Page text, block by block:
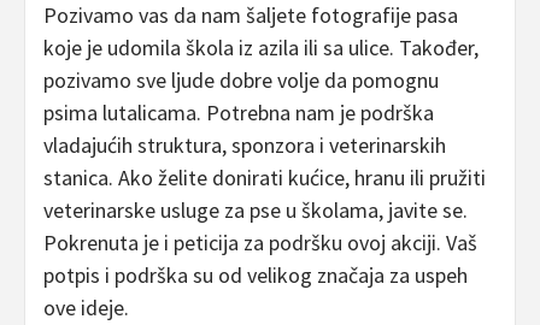
Pozivamo vas da nam šaljete fotografije pasa
koje je udomila škola iz azila ili sa ulice. Također,
pozivamo sve ljude dobre volje da pomognu
psima lutalicama. Potrebna nam je podrška
vladajućih struktura, sponzora i veterinarskih
stanica. Ako želite donirati kućice, hranu ili pružiti
veterinarske usluge za pse u školama, javite se.
Pokrenuta je i peticija za podršku ovoj akciji. Vaš
potpis i podrška su od velikog značaja za uspeh
ove ideje.